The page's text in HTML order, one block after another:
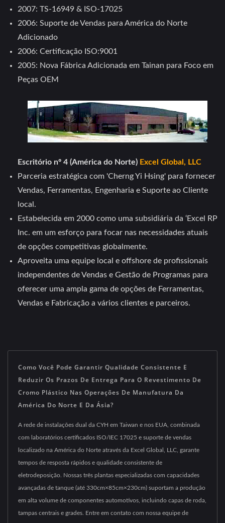
2007: TS-16949 & ISO-17025
2006: Suporte de Vendas para América do Norte
Adicionado
2006: Certificação ISO:9001
2005: Nova Fábrica Adicionada em Tainan para Foco em
Peças OEM
Escritório nº 4 (América do Norte) Excel Global, LLC
Parceria estratégica com 'Cherng Yi Hsing' para fornecer
Vendas, Ferramentas, Engenharia e Suporte ao Cliente
local.
Estabelecida em 2000 como uma subsidiária da ‘Excel RP
Inc. em um esforço para focar nas necessidades atuais
de opções competitivas globalmente.
Aproveita uma equipe local e offshore de profissionais
independentes de Vendas e Gestão de Programas para
oferecer uma ampla gama de opções de Ferramentas,
Vendas e Fabricação a vários clientes e parceiros.
Como Você Pode Garantir Qualidade Consistente E
Reduzir Os Prazos De Entrega Para O Revestimento De
Cromo Plástico Nas Operações De Manufatura Da
América Do Norte E Da Ásia?
A rede de instalações dual da CYH em Taiwan e nos EUA, combinada
com laboratórios certificados ISO/IEC 17025 e suporte de vendas
localizado na América do Norte através da Excel Global, LLC, garante
tempos de resposta rápidos e qualidade consistente de
eletrodeposição. Nossas três plantas especializadas com capacidades
avançadas de tanque (até 330cm×85cm×230cm) suportam a produção
em alta volume de componentes automotivos, incluindo capas de roda,
tampas centrais e grades. Entre em contato com nossa equipe de